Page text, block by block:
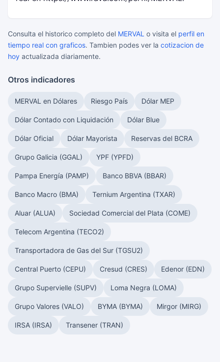
Consulta el historico completo del MERVAL o visita el perfil en
tiempo real con graficos. Tambien podes ver la cotizacion de
hoy actualizada diariamente.
Otros indicadores
MERVAL en Dólares Riesgo País Dólar MEP
Dólar Contado con Liquidación Dólar Blue
Dólar Oficial Dólar Mayorista Reservas del BCRA
Grupo Galicia (GGAL) YPF (YPFD)
Pampa Energía (PAMP) Banco BBVA (BBAR)
Banco Macro (BMA) Ternium Argentina (TXAR)
Aluar (ALUA) Sociedad Comercial del Plata (COME)
Telecom Argentina (TECO2)
Transportadora de Gas del Sur (TGSU2)
Central Puerto (CEPU) Cresud (CRES) Edenor (EDN)
Grupo Supervielle (SUPV) Loma Negra (LOMA)
Grupo Valores (VALO) BYMA (BYMA) Mirgor (MIRG)
IRSA (IRSA) Transener (TRAN)